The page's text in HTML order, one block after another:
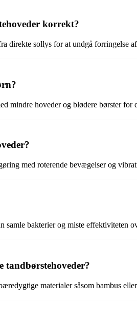
korrekt?
direkte sollys for at undgå forringelse
mindre hoveder og blødere børster for
med roterende bevægelser og
samle bakterier og miste effektiviteten
materialer såsom bambus